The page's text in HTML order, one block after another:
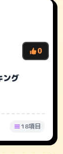
0
ング
18項目